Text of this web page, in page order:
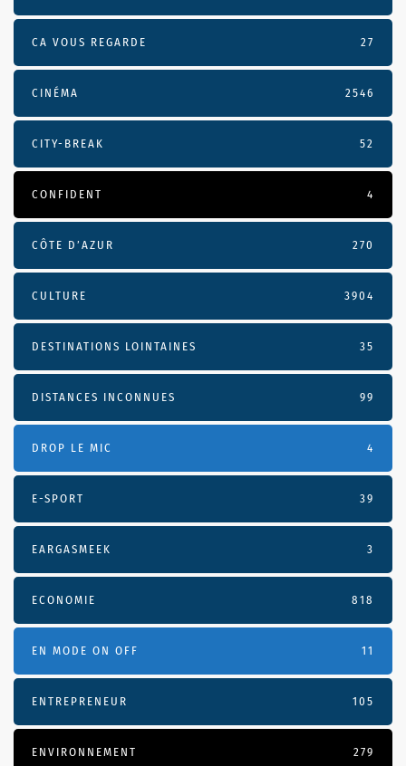
CA VOUS REGARDE 27
CINÉMA 2546
CITY-BREAK 52
CONFIDENT 4
CÔTE D’AZUR 270
CULTURE 3904
DESTINATIONS LOINTAINES 35
DISTANCES INCONNUES 99
DROP LE MIC 4
E-SPORT 39
EARGASMEEK 3
ECONOMIE 818
EN MODE ON OFF 11
ENTREPRENEUR 105
ENVIRONNEMENT 279